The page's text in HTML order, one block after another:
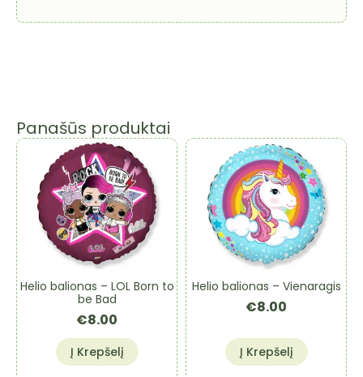
Panašūs produktai
Helio balionas – LOL Born to
be Bad
€8.00
Į Krepšelį
Helio balionas – Vienaragis
€8.00
Į Krepšelį